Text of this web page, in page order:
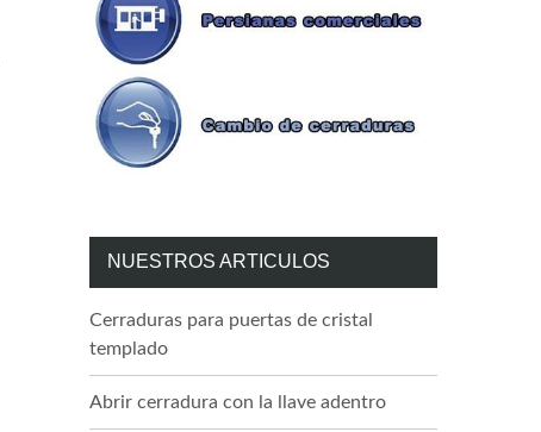
NUESTROS ARTICULOS
Cerraduras para puertas de cristal
templado
Abrir cerradura con la llave adentro